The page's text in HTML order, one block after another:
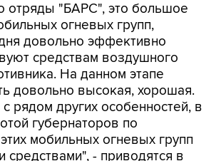
отряды "БАРС", это большое
огневых групп,
довольно эффективно
средствам воздушного
На данном этапе
довольно высокая, хорошая.
рядом других особенностей, в
губернаторов по
мобильных огневых групп
средствами", - приводятся в